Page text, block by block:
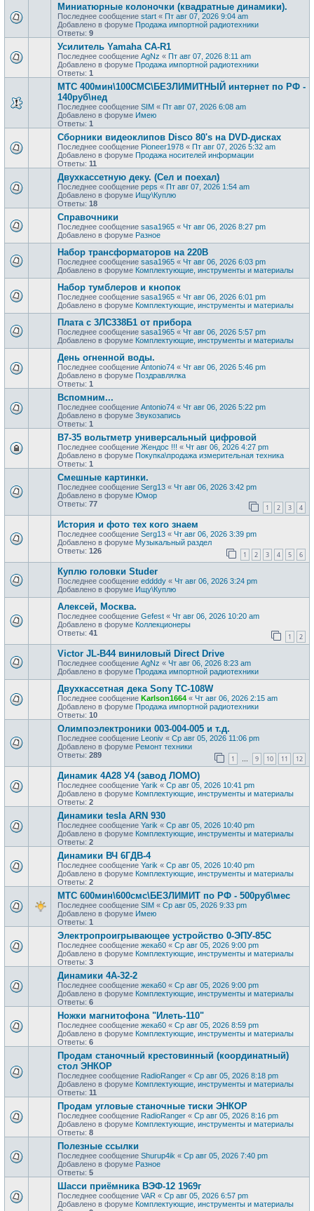
Миниатюрные колоночки (квадратные динамики).
Последнее сообщение start « Пт авг 07, 2026 9:04 am
Добавлено в форуме Продажа импортной радиотехники
Ответы: 9
Усилитель Yamaha CA-R1
Последнее сообщение AgNz « Пт авг 07, 2026 8:11 am
Добавлено в форуме Продажа импортной радиотехники
Ответы: 1
МТС 400мин\100СМС\БЕЗЛИМИТНЫЙ интернет по РФ -
140руб\нед
Последнее сообщение SIM « Пт авг 07, 2026 6:08 am
Добавлено в форуме Имею
Ответы: 1
Сборники видеоклипов Disco 80's на DVD-дисках
Последнее сообщение Pioneer1978 « Пт авг 07, 2026 5:32 am
Добавлено в форуме Продажa носителей информации
Ответы: 11
Двухкассетную деку. (Сел и поехал)
Последнее сообщение peps « Пт авг 07, 2026 1:54 am
Добавлено в форуме Ищу\Куплю
Ответы: 18
Справочники
Последнее сообщение sasa1965 « Чт авг 06, 2026 8:27 pm
Добавлено в форуме Разное
Набор трансформаторов на 220В
Последнее сообщение sasa1965 « Чт авг 06, 2026 6:03 pm
Добавлено в форуме Комплектующие, инструменты и материалы
Набор тумблеров и кнопок
Последнее сообщение sasa1965 « Чт авг 06, 2026 6:01 pm
Добавлено в форуме Комплектующие, инструменты и материалы
Плата с 3ЛС338Б1 от прибора
Последнее сообщение sasa1965 « Чт авг 06, 2026 5:57 pm
Добавлено в форуме Комплектующие, инструменты и материалы
День огненной воды.
Последнее сообщение Antonio74 « Чт авг 06, 2026 5:46 pm
Добавлено в форуме Поздравлялка
Ответы: 1
Вспомним...
Последнее сообщение Antonio74 « Чт авг 06, 2026 5:22 pm
Добавлено в форуме Звукозапись
Ответы: 1
В7-35 вольтметр универсальный цифровой
Последнее сообщение Жендос !!! « Чт авг 06, 2026 4:27 pm
Добавлено в форуме Покупка\продажа измерительная техника
Ответы: 1
Смешные картинки.
Последнее сообщение Serg13 « Чт авг 06, 2026 3:42 pm
Добавлено в форуме Юмор
Ответы: 77 1 2 3 4
История и фото тех кого знаем
Последнее сообщение Serg13 « Чт авг 06, 2026 3:39 pm
Добавлено в форуме Музыкальный раздел
Ответы: 126 1 2 3 4 5 6
Куплю головки Studer
Последнее сообщение eddddy « Чт авг 06, 2026 3:24 pm
Добавлено в форуме Ищу\Куплю
Алексей, Москва.
Последнее сообщение Gefest « Чт авг 06, 2026 10:20 am
Добавлено в форуме Коллекционеры
Ответы: 41 1 2
Victor JL-B44 виниловый Direct Drive
Последнее сообщение AgNz « Чт авг 06, 2026 8:23 am
Добавлено в форуме Продажа импортной радиотехники
Двухкассетная дека Sony TC-108W
Последнее сообщение Karlson1664 « Чт авг 06, 2026 2:15 am
Добавлено в форуме Продажа импортной радиотехники
Ответы: 10
Олимпоэлектроники 003-004-005 и т.д.
Последнее сообщение Leoniv « Ср авг 05, 2026 11:06 pm
Добавлено в форуме Ремонт техники
Ответы: 289 1 9 10 11 12
Динамик 4А28 У4 (завод ЛОМО)
Последнее сообщение Yarik « Ср авг 05, 2026 10:41 pm
Добавлено в форуме Комплектующие, инструменты и материалы
Ответы: 2
Динамики tesla ARN 930
Последнее сообщение Yarik « Ср авг 05, 2026 10:40 pm
Добавлено в форуме Комплектующие, инструменты и материалы
Ответы: 2
Динамики ВЧ 6ГДВ-4
Последнее сообщение Yarik « Ср авг 05, 2026 10:40 pm
Добавлено в форуме Комплектующие, инструменты и материалы
Ответы: 2
МТС 600мин\600смс\БЕЗЛИМИТ по РФ - 500руб\мес
Последнее сообщение SIM « Ср авг 05, 2026 9:33 pm
Добавлено в форуме Имею
Ответы: 1
Электропроигрывающее устройство 0-ЭПУ-85С
Последнее сообщение жека60 « Ср авг 05, 2026 9:00 pm
Добавлено в форуме Комплектующие, инструменты и материалы
Ответы: 3
Динамики 4А-32-2
Последнее сообщение жека60 « Ср авг 05, 2026 9:00 pm
Добавлено в форуме Комплектующие, инструменты и материалы
Ответы: 6
Ножки магнитофона "Илеть-110"
Последнее сообщение жека60 « Ср авг 05, 2026 8:59 pm
Добавлено в форуме Комплектующие, инструменты и материалы
Ответы: 6
Продам станочный крестовинный (координатный)
стол ЭНКОР
Последнее сообщение RadioRanger « Ср авг 05, 2026 8:18 pm
Добавлено в форуме Комплектующие, инструменты и материалы
Ответы: 11
Продам угловые станочные тиски ЭНКОР
Последнее сообщение RadioRanger « Ср авг 05, 2026 8:16 pm
Добавлено в форуме Комплектующие, инструменты и материалы
Ответы: 8
Полезные ссылки
Последнее сообщение Shurup4ik « Ср авг 05, 2026 7:40 pm
Добавлено в форуме Разное
Ответы: 5
Шасси приёмника ВЭФ-12 1969г
Последнее сообщение VAR « Ср авг 05, 2026 6:57 pm
Добавлено в форуме Комплектующие, инструменты и материалы